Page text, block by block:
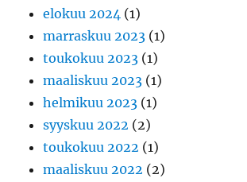
elokuu 2024 (1)
marraskuu 2023 (1)
toukokuu 2023 (1)
maaliskuu 2023 (1)
helmikuu 2023 (1)
syyskuu 2022 (2)
toukokuu 2022 (1)
maaliskuu 2022 (2)